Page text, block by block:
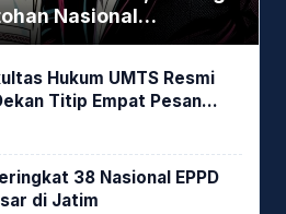
Nasional
Hukum UMTS Resmi
Titip Empat Pesan
38 Nasional EPPD
di Jatim